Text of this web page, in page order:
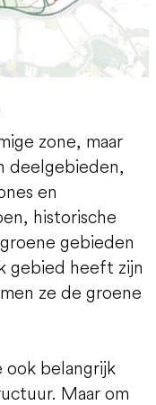
zone, maar
deelgebieden,
en
historische
gebieden
gebied heeft zijn
ze de groene
belangrijk
Maar om